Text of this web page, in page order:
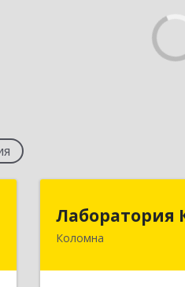
Лаборатория
Коломна
140415,